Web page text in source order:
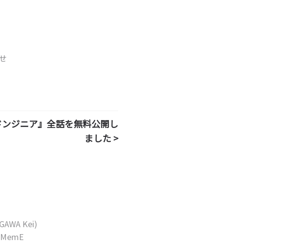
ンジニア』全話を無料公開し
ました >
Kei)
MemE